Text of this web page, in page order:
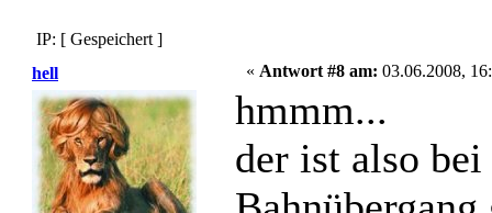
IP: [ Gespeichert ]
hell
« Antwort #8 am: 03.06.2008,
hmmm...
der ist also